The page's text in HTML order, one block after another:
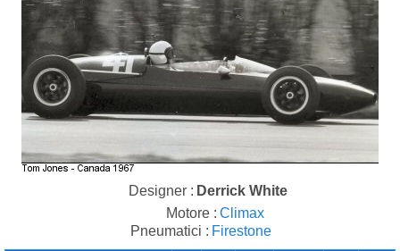
Designer : Derrick White
Motore : Climax
Pneumatici : Firestone